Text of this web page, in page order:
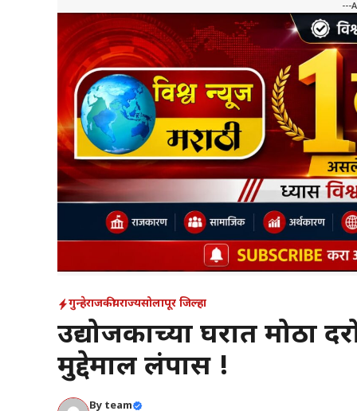
---
गुन्हेराजकीयराज्यसोलापूर जिल्हा
उद्योजकाच्या घरात मोठा
मुद्देमाल लंपास !
By team